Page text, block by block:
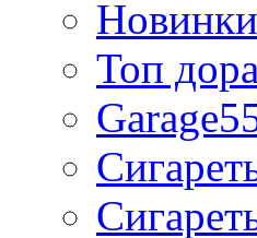
Топ